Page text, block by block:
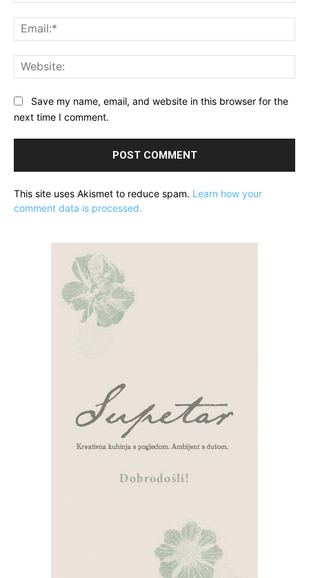
Save my name, email, and website in this browser for the
next time I comment.
This site uses Akismet to reduce spam. Learn how your
comment data is processed.